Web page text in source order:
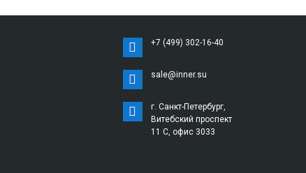
+7 (499) 302-16-40
sale@inner.su
г. Санкт-Петербург,
Витебский проспект
11 С, офис 3033